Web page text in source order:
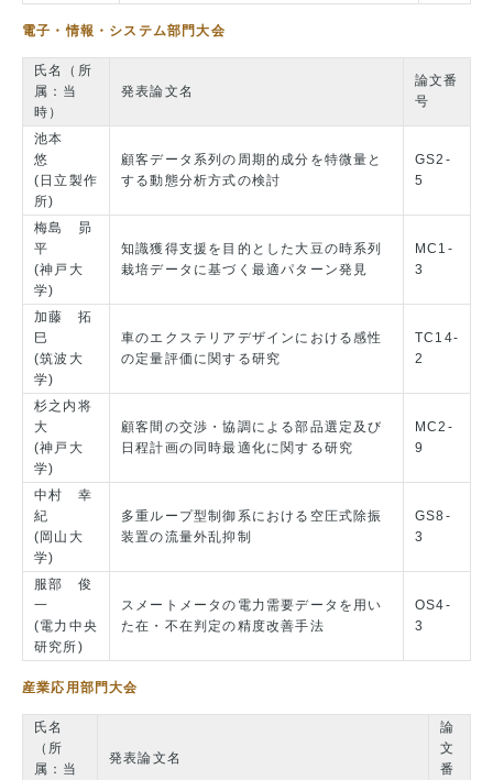
電子・情報・システム部門大会
氏名（所
属：当
時）
発表論文名
論文番
号
池本
悠
(日立製作
所)
顧客データ系列の周期的成分を特微量と
する動態分析方式の検討
GS2-
5
梅島 昴
平
(神戸大
学)
知識獲得支援を目的とした大豆の時系列
栽培データに基づく最適パターン発見
MC1-
3
加藤 拓
巳
(筑波大
学)
車のエクステリアデザインにおける感性
の定量評価に関する研究
TC14-
2
杉之内将
大
(神戸大
学)
顧客間の交渉・協調による部品選定及び
日程計画の同時最適化に関する研究
MC2-
9
中村 幸
紀
(岡山大
学)
多重ループ型制御系における空圧式除振
装置の流量外乱抑制
GS8-
3
服部 俊
一
(電力中央
研究所)
スメートメータの電力需要データを用い
た在・不在判定の精度改善手法
OS4-
3
産業応用部門大会
氏名
（所
属：当
発表論文名
論
文
番